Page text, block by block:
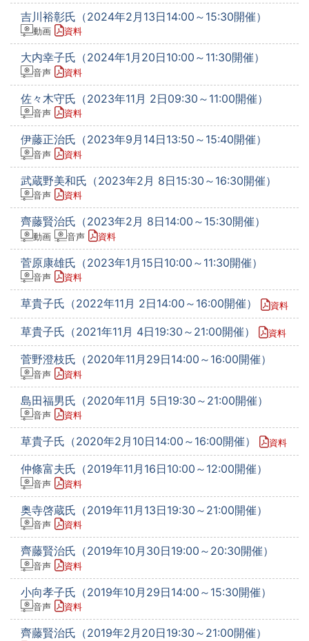
吉川裕彰氏（2024年2月13日14:00～15:30開催）
動画 資料
大内幸子氏（2024年1月20日10:00～11:30開催）
音声 資料
佐々木守氏（2023年11月 2日09:30～11:00開催）
音声 資料
伊藤正治氏（2023年9月14日13:50～15:40開催）
音声 資料
武蔵野美和氏（2023年2月 8日15:30～16:30開催）
音声 資料
齊藤賢治氏（2023年2月 8日14:00～15:30開催）
動画 音声 資料
菅原康雄氏（2023年1月15日10:00～11:30開催）
音声 資料
草貴子氏（2022年11月 2日14:00～16:00開催） 資料
草貴子氏（2021年11月 4日19:30～21:00開催） 資料
菅野澄枝氏（2020年11月29日14:00～16:00開催）
音声 資料
島田福男氏（2020年11月 5日19:30～21:00開催）
音声 資料
草貴子氏（2020年2月10日14:00～16:00開催） 資料
仲條富夫氏（2019年11月16日10:00～12:00開催）
音声 資料
奥寺啓蔵氏（2019年11月13日19:30～21:00開催）
音声 資料
齊藤賢治氏（2019年10月30日19:00～20:30開催）
音声 資料
小向孝子氏（2019年10月29日14:00～15:30開催）
音声 資料
齊藤賢治氏（2019年2月20日19:30～21:00開催）